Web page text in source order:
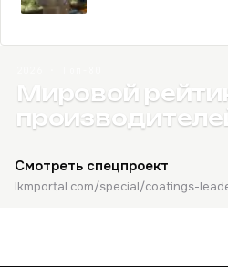
Мировой
Смотреть спецпроект
lkmportal.com/special/coatings-